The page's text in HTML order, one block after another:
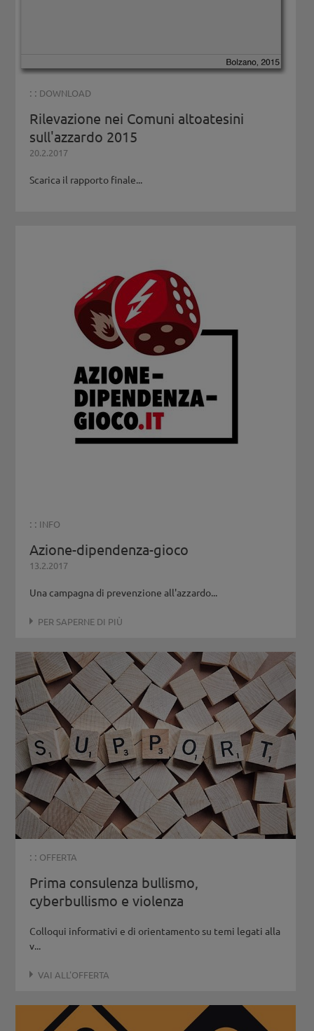
: : DOWNLOAD
Rilevazione nei Comuni altoatesini
sull'azzardo 2015
20.2.2017
Scarica il rapporto finale...
: : INFO
Azione-dipendenza-gioco
13.2.2017
Una campagna di prevenzione all'azzardo...
PER SAPERNE DI PIÙ
: : OFFERTA
Prima consulenza bullismo,
cyberbullismo e violenza
Colloqui informativi e di orientamento su temi legati alla
v...
VAI ALL'OFFERTA